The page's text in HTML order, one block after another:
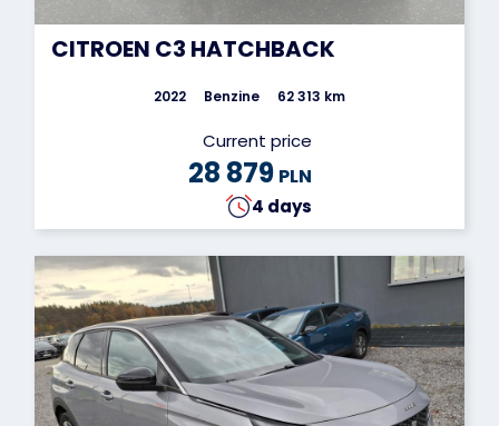
CITROEN C3 HATCHBACK
2022 Benzine 62 313 km
Current price
28 879 PLN
4 days